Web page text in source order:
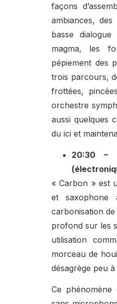
façons
ambiances,
basse
magma, les
pépiement des
trois parcours,
frottées,
orchestre
aussi quelques
du ici et
20:30 –
« Carbon » est
et
carbonisation
profond sur les
utilisation
morceau de
désagrège peu
Ce